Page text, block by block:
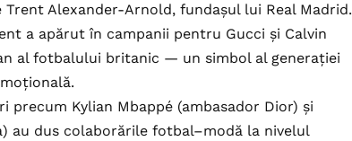
Alexander-Arnold, fundașul lui Real Madrid.
a apărut în campanii pentru Gucci și Calvin
al fotbalului britanic — un simbol al generației
precum Kylian Mbappé (ambasador Dior) și
au dus colaborările fotbal–modă la nivelul